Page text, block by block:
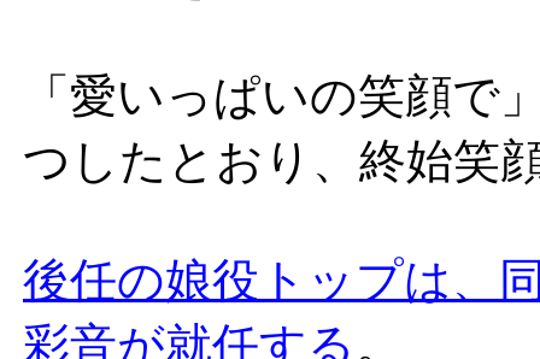
「愛いっぱいの笑顔で
つしたとおり、終始笑
後任の娘役トップは、
彩音が就任する 。